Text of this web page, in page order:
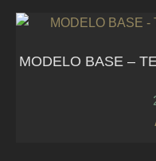
MODELO BASE –